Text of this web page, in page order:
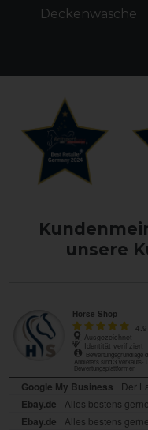
Deckenwäsche
unsere